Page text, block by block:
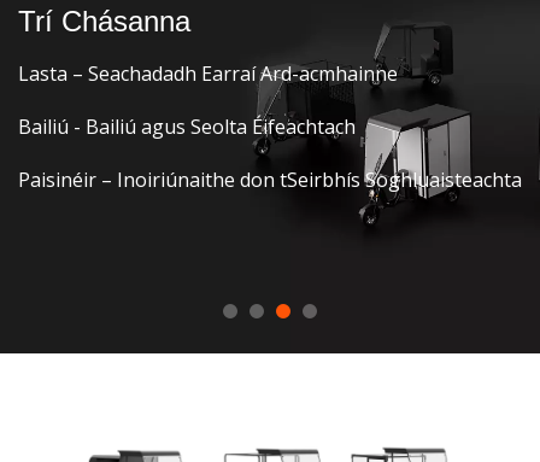
Trí Chásanna
Lasta – Seachadadh Earraí Ard-acmhainne
Bailiú - Bailiú agus Seolta Éifeachtach
Paisinéir – Inoiriúnaithe don tSeirbhís Soghluaisteachta